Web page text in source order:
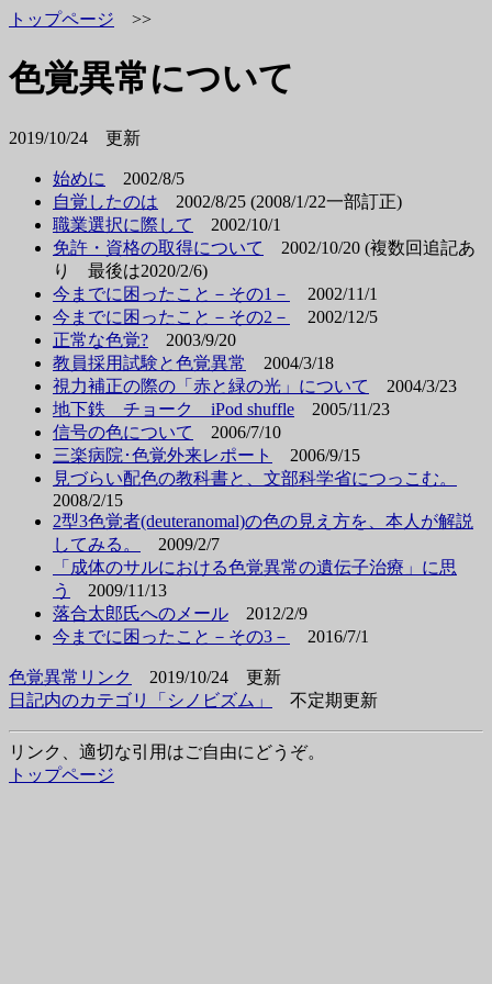
トップページ >>
色覚異常について
2019/10/24 更新
始めに
2002/8/5
自覚したのは 2002/8/25 (2008/1/22一部訂正)
職業選択に際して
2002/10/1
免許・資格の取得について
2002/10/20 (複数回追記あ
り 最後は2020/2/6)
今までに困ったこと－その1－
2002/11/1
今までに困ったこと－その2－
2002/12/5
正常な色覚? 2003/9/20
教員採用試験と色覚異常
2004/3/18
視力補正の際の「赤と緑の光」について
2004/3/23
地下鉄 チョーク iPod shuffle 2005/11/23
信号の色について
2006/7/10
三楽病院･色覚外来レポート
2006/9/15
見づらい配色の教科書と、文部科学省につっこむ。
2008/2/15
2型3色覚者(deuteranomal)の色の見え方を、本人が解説
してみる。
2009/2/7
「成体のサルにおける色覚異常の遺伝子治療」に思
う
2009/11/13
落合太郎氏へのメール 2012/2/9
今までに困ったこと－その3－
2016/7/1
色覚異常リンク
2019/10/24 更新
日記内のカテゴリ「シノビズム」
不定期更新
リンク、適切な引用はご自由にどうぞ。
トップページ